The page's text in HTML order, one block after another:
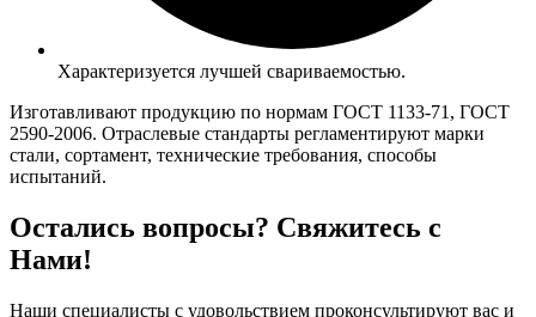
Характеризуется лучшей свариваемостью.
Изготавливают продукцию по нормам ГОСТ 1133-71, ГОСТ
2590-2006. Отраслевые стандарты регламентируют марки
стали, сортамент, технические требования, способы
испытаний.
Остались вопросы? Свяжитесь с
Нами!
Наши специалисты с удовольствием проконсультируют вас и